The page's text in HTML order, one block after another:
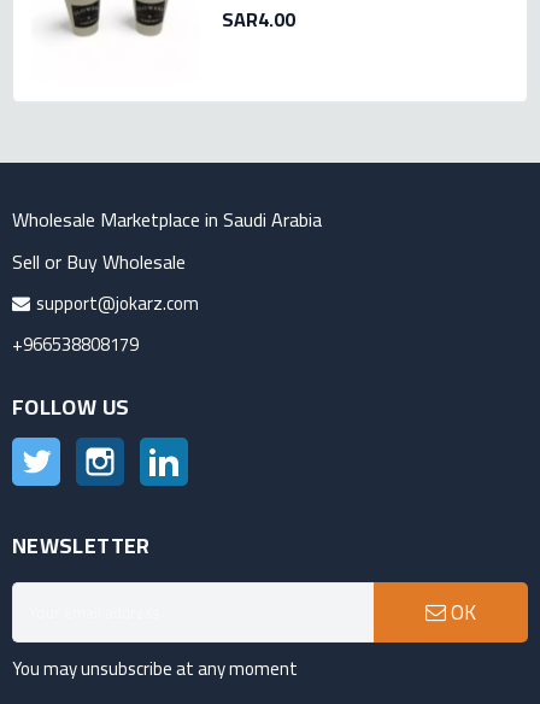
SAR4.00
Wholesale Marketplace in Saudi Arabia
Sell or Buy Wholesale
support@jokarz.com
+966538808179
FOLLOW US
Twitter Instagram
NEWSLETTER
OK
You may unsubscribe at any moment